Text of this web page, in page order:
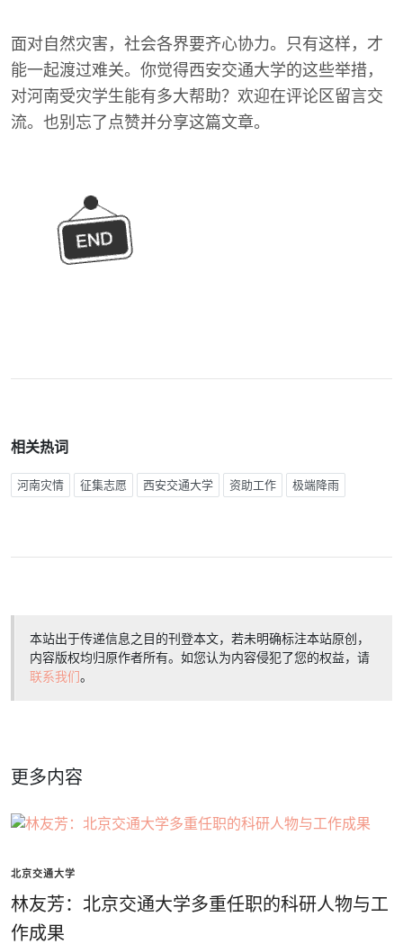
面对自然灾害，社会各界要齐心协力。只有这样，才
能一起渡过难关。你觉得西安交通大学的这些举措，
对河南受灾学生能有多大帮助？欢迎在评论区留言交
流。也别忘了点赞并分享这篇文章。
相关热词
河南灾情 征集志愿 西安交通大学 资助工作 极端降雨
本站出于传递信息之目的刊登本文，若未明确标注本站原创，
内容版权均归原作者所有。如您认为内容侵犯了您的权益，请
联系我们。
更多内容
北京交通大学
林友芳：北京交通大学多重任职的科研人物与工
作成果